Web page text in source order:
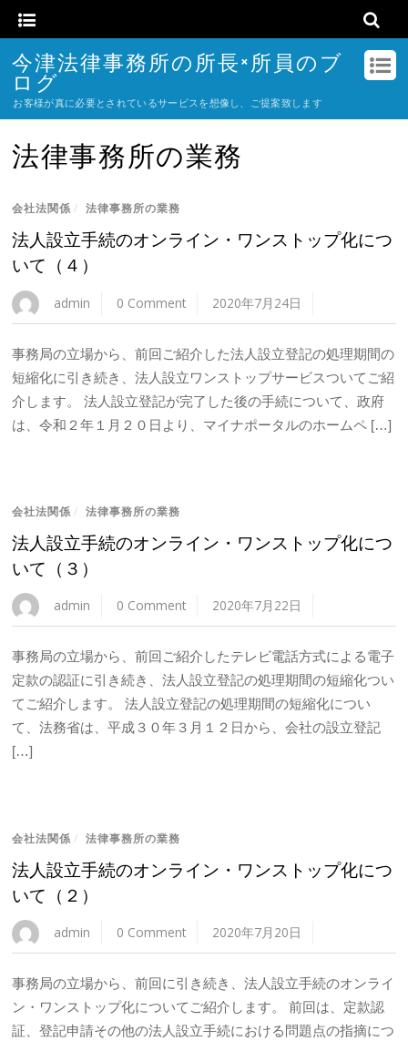
今津法律事務所の所長×所員のブ
ログ
お客様が真に必要とされているサービスを想像し、ご提案致します
法律事務所の業務
会社法関係 / 法律事務所の業務
法人設立手続のオンライン・ワンストップ化につ
いて（４）
admin 0 Comment 2020年7月24日
事務局の立場から、前回ご紹介した法人設立登記の処理期間の
短縮化に引き続き、法人設立ワンストップサービスついてご紹
介します。 法人設立登記が完了した後の手続について、政府
は、令和２年１月２０日より、マイナポータルのホームペ […]
会社法関係 / 法律事務所の業務
法人設立手続のオンライン・ワンストップ化につ
いて（３）
admin 0 Comment 2020年7月22日
事務局の立場から、前回ご紹介したテレビ電話方式による電子
定款の認証に引き続き、法人設立登記の処理期間の短縮化つい
てご紹介します。 法人設立登記の処理期間の短縮化につい
て、法務省は、平成３０年３月１２日から、会社の設立登記
[…]
会社法関係 / 法律事務所の業務
法人設立手続のオンライン・ワンストップ化につ
いて（２）
admin 0 Comment 2020年7月20日
事務局の立場から、前回に引き続き、法人設立手続のオンライ
ン・ワンストップ化についてご紹介します。 前回は、定款認
証、登記申請その他の法人設立手続における問題点の指摘につ